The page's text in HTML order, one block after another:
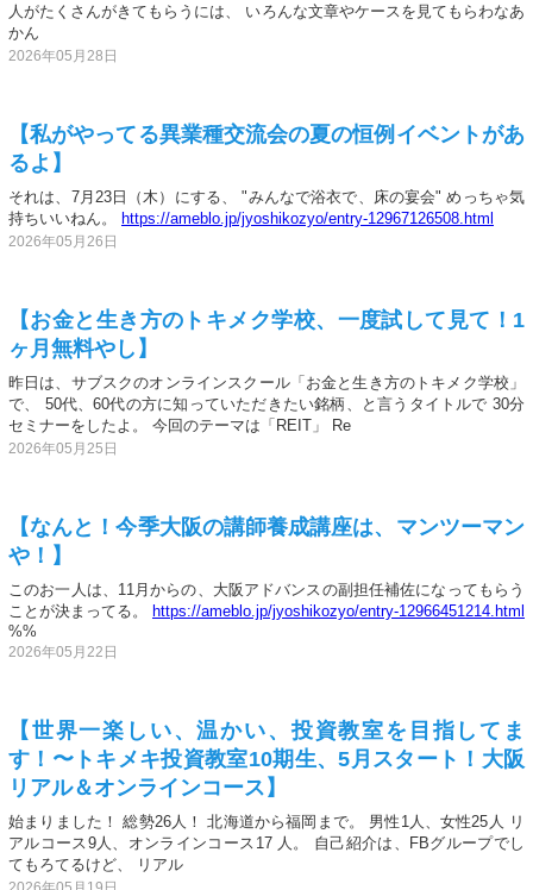
人がたくさんがきてもらうには、 いろんな文章やケースを見てもらわなあ
かん
2026年05月28日
【私がやってる異業種交流会の夏の恒例イベントがあ
るよ】
それは、7月23日（木）にする、 "みんなで浴衣で、床の宴会" めっちゃ気
持ちいいねん。
https://ameblo.jp/jyoshikozyo/entry-12967126508.html
2026年05月26日
【お金と生き方のトキメク学校、一度試して見て！1
ヶ月無料やし】
昨日は、サブスクのオンラインスクール「お金と生き方のトキメク学校」
で、 50代、60代の方に知っていただきたい銘柄、と言うタイトルで 30分
セミナーをしたよ。 今回のテーマは「REIT」 Re
2026年05月25日
【なんと！今季大阪の講師養成講座は、マンツーマン
や！】
このお一人は、11月からの、大阪アドバンスの副担任補佐になってもらう
ことが決まってる。
https://ameblo.jp/jyoshikozyo/entry-12966451214.html
%%
2026年05月22日
【世界一楽しい、温かい、投資教室を目指してま
す！〜トキメキ投資教室10期生、5月スタート！大阪
リアル＆オンラインコース】
始まりました！ 総勢26人！ 北海道から福岡まで。 男性1人、女性25人 リ
アルコース9人、オンラインコース17 人。 自己紹介は、FBグループでし
てもろてるけど、 リアル